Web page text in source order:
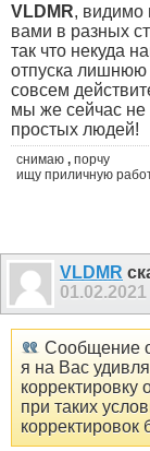
VLDMR, видимо
вами в разных
так что некуда
отпуска лишнюю
совсем
мы же сейчас не
простых людей!
снимаю , порчу
ищу приличную
VLDMR
01.02.2021
Сообщение
я на Вас
корректировку
при таких